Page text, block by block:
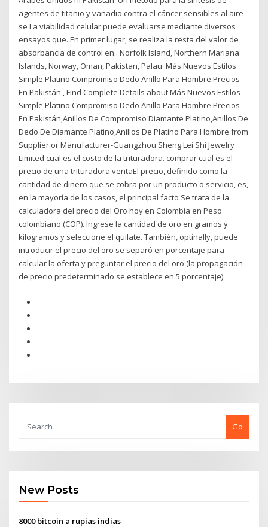
agentes de titanio y vanadio contra el cáncer sensibles al aire
se La viabilidad celular puede evaluarse mediante diversos
ensayos que. En primer lugar, se realiza la resta del valor de
absorbancia de control en.. Norfolk Island, Northern Mariana
Islands, Norway, Oman, Pakistan, Palau Más Nuevos Estilos
Simple Platino Compromiso Dedo Anillo Para Hombre Precios
En Pakistán , Find Complete Details about Más Nuevos Estilos
Simple Platino Compromiso Dedo Anillo Para Hombre Precios
En Pakistán,Anillos De Compromiso Diamante Platino,Anillos De
Dedo De Diamante Platino,Anillos De Platino Para Hombre from
Supplier or Manufacturer-Guangzhou Sheng Lei Shi Jewelry
Limited cual es el costo de la trituradora. comprar cual es el
precio de una trituradora ventaEl precio, definido como la
cantidad de dinero que se cobra por un producto o servicio, es,
en la mayoría de los casos, el principal facto Se trata de la
calculadora del precio del Oro hoy en Colombia en Peso
colombiano (COP). Ingrese la cantidad de oro en gramos y
kilogramos y seleccione el quilate. También, optinally, puede
introducir el precio del oro se separó en porcentaje para
calcular la oferta y preguntar el precio del oro (la propagación
de precio predeterminado se establece en 5 porcentaje).
Go
New Posts
8000 bitcoin a rupias indias